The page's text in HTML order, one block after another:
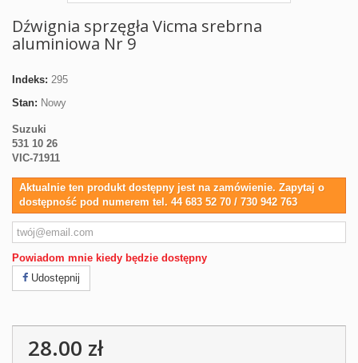
Dźwignia sprzęgła Vicma srebrna
aluminiowa Nr 9
Indeks: 295
Stan: Nowy
Suzuki
531 10 26
VIC-71911
Aktualnie ten produkt dostępny jest na zamówienie. Zapytaj o
dostępność pod numerem tel. 44 683 52 70 / 730 942 763
Powiadom mnie kiedy będzie dostępny
Udostępnij
28.00 zł